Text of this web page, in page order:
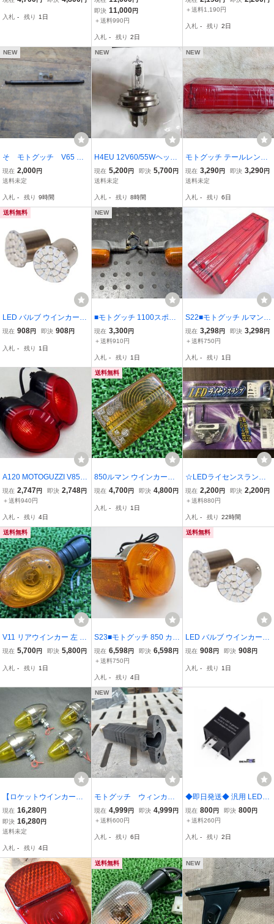
古 41125 42709 26007 0
入札 - 残り 1日
に。ブラケット
即決 11,000円
＋送料990円
入札 - 残り 2日
ー部 カット有り ベース T
＋送料1,190円
入札 - 残り 2日
NEW
そ モトグッチ V65 SP
？ ウインカーブラケッ
ト
現在 2,000円
送料未定
入札 - 残り 9時間
NEW
H4EU 12V60/55Wヘッド
ライト バルブ球 ハロゲン
新品 車検 旧車
現在 5,200円 即決 5,700円
送料未定
入札 - 残り 8時間
NEW
モトグッチ テールレンズ
新品 ルマン２、ルマン
３ Ｖ３５ Ｖ５０ Ｔ
現在 3,290円 即決 3,290円
送料未定
入札 - 残り 6日
送料無料
LED バルブ ウインカー 1
2V ★2X-0001 45604549
現在 908円 即決 908円
入札 - 残り 1日
NEW
■モトグッチ 1100スポル
ト 純正 フロントウインカ
ー キャブ車 前期型 [R070
現在 3,300円
＋送料910円
入札 - 残り 1日
S22■モトグッチ ルマン8
50 2-3 テールレンズ Moto
GUZZI V35 T3
現在 3,298円 即決 3,298円
＋送料750円
入札 - 残り 1日
A120 MOTOGUZZI V85T
T テールランプ モトグ
ッチ
現在 2,747円 即決 2,748円
＋送料940円
入札 - 残り 4日
送料無料
850ルマン ウインカーレ
ンズ 片側 21.0040/1 モト
部品 VF12116 21.0040 1
現在 4,700円 即決 4,800円
入札 - 残り 1日
☆LEDライセンスラン
プ 広角白色LED ステ
ンレス製 120mmピッ
ェンダーレス ナンバー
灯 モトグッチ
現在 2,200円 即決 2,200円
＋送料880円
入札 - 残り 22時間
送料無料
V11 リアウインカー 左 40
29 モトグッチ 純正 中古
ロ スポルト 割れ欠け無し
現在 5,700円 即決 5,800円
入札 - 残り 1日
S23■モトグッチ 850 カリ
フォルニア ウインカー リ
フレクター付 MOTO GUZ
現在 6,598円 即決 6,598円
＋送料750円
入札 - 残り 4日
送料無料
LED バルブ ウインカー 1
2V ★2X-0001 45604549
現在 908円 即決 908円
入札 - 残り 1日
【ロケットウインカー
黄】汎用チョッパーカス
タムにどうぞ。
現在 16,280円
即決 16,280円
送料未定
入札 - 残り 4日
NEW
モトグッチ ウィンカー
ステー リプロ ルマン1
000、ルマン５、ミレＧ
タルガ ＭＨＲ等 ドカ
現在 4,999円 即決 4,999円
＋送料600円
入札 - 残り 6日
◆即日発送◆ 汎用 LED対
応 ICウインカーリレー ハ
イフラ防止 3ピン 点滅調
UZZI
現在 800円 即決 800円
＋送料260円
入札 - 残り 2日
送料無料 NEW